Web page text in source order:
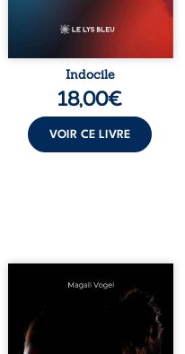
Indocile
18,00€
VOIR CE LIVRE
Qui prend soin de celles et
ceux auxquels nous confions
nos enfants ? Derrière la
douceur apparente des
maisons d’accueil se joue une